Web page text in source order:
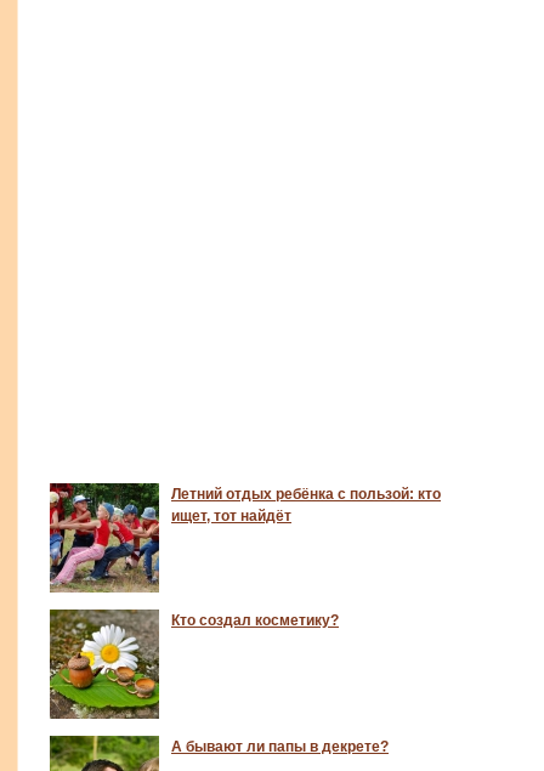
Летний отдых ребёнка с пользой: кто
ищет, тот найдёт
Кто создал косметику?
А бывают ли папы в декрете?